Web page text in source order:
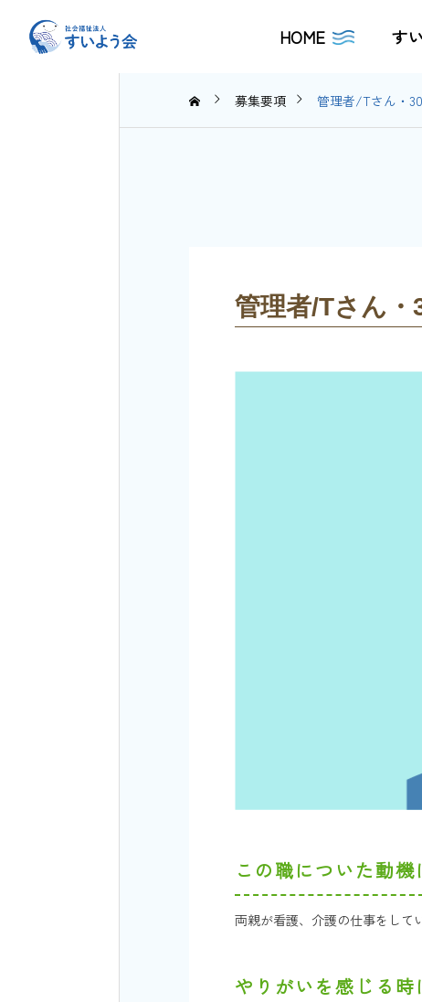
HOME す
募集要項 管理者/Tさん・
管理者/Tさん・
この職についた動機
両親が看護、介護の仕事をして
やりがいを感じる